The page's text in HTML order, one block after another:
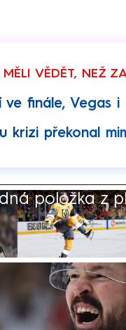
MĚLI VĚDĚT, NEŽ
finále, Vegas i
krizi překonal
položka z